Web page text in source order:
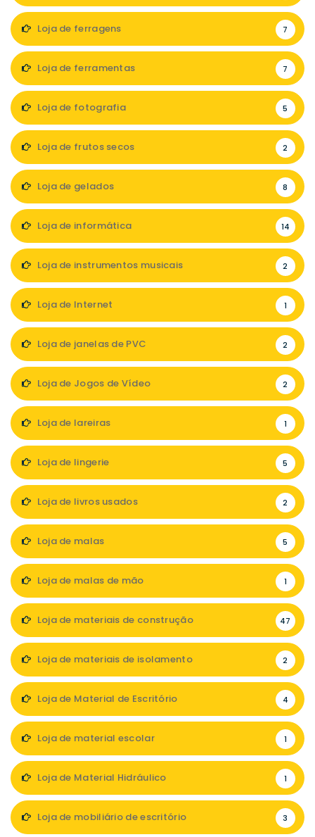
Loja de ferragens 7
Loja de ferramentas 7
Loja de fotografia 5
Loja de frutos secos 2
Loja de gelados 8
Loja de informática 14
Loja de instrumentos musicais 2
Loja de Internet 1
Loja de janelas de PVC 2
Loja de Jogos de Vídeo 2
Loja de lareiras 1
Loja de lingerie 5
Loja de livros usados 2
Loja de malas 5
Loja de malas de mão 1
Loja de materiais de construção 47
Loja de materiais de isolamento 2
Loja de Material de Escritório 4
Loja de material escolar 1
Loja de Material Hidráulico 1
Loja de mobiliário de escritório 3